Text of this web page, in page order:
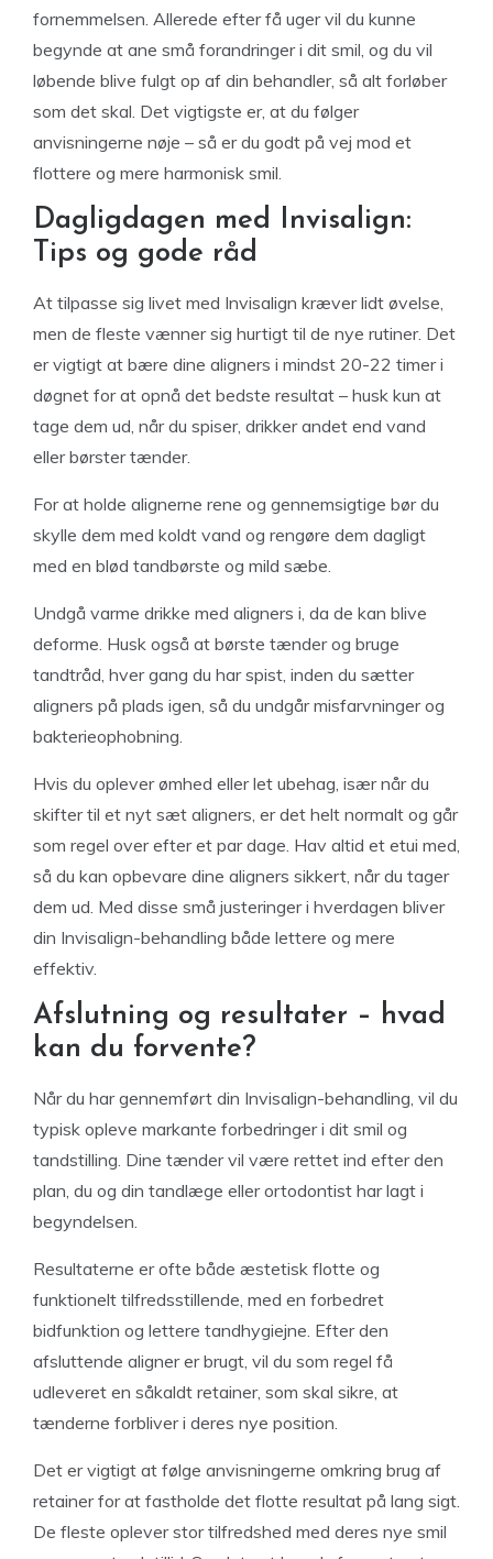
fornemmelsen. Allerede efter få uger vil du kunne
begynde at ane små forandringer i dit smil, og du vil
løbende blive fulgt op af din behandler, så alt forløber
som det skal. Det vigtigste er, at du følger
anvisningerne nøje – så er du godt på vej mod et
flottere og mere harmonisk smil.
Dagligdagen med Invisalign:
Tips og gode råd
At tilpasse sig livet med Invisalign kræver lidt øvelse,
men de fleste vænner sig hurtigt til de nye rutiner. Det
er vigtigt at bære dine aligners i mindst 20-22 timer i
døgnet for at opnå det bedste resultat – husk kun at
tage dem ud, når du spiser, drikker andet end vand
eller børster tænder.
For at holde alignerne rene og gennemsigtige bør du
skylle dem med koldt vand og rengøre dem dagligt
med en blød tandbørste og mild sæbe.
Undgå varme drikke med aligners i, da de kan blive
deforme. Husk også at børste tænder og bruge
tandtråd, hver gang du har spist, inden du sætter
aligners på plads igen, så du undgår misfarvninger og
bakterieophobning.
Hvis du oplever ømhed eller let ubehag, især når du
skifter til et nyt sæt aligners, er det helt normalt og går
som regel over efter et par dage. Hav altid et etui med,
så du kan opbevare dine aligners sikkert, når du tager
dem ud. Med disse små justeringer i hverdagen bliver
din Invisalign-behandling både lettere og mere
effektiv.
Afslutning og resultater – hvad
kan du forvente?
Når du har gennemført din Invisalign-behandling, vil du
typisk opleve markante forbedringer i dit smil og
tandstilling. Dine tænder vil være rettet ind efter den
plan, du og din tandlæge eller ortodontist har lagt i
begyndelsen.
Resultaterne er ofte både æstetisk flotte og
funktionelt tilfredsstillende, med en forbedret
bidfunktion og lettere tandhygiejne. Efter den
afsluttende aligner er brugt, vil du som regel få
udleveret en såkaldt retainer, som skal sikre, at
tænderne forbliver i deres nye position.
Det er vigtigt at følge anvisningerne omkring brug af
retainer for at fastholde det flotte resultat på lang sigt.
De fleste oplever stor tilfredshed med deres nye smil